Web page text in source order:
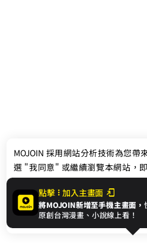
聯絡我們
© 2024 gamania Digital
點擊 加入主畫面
將MOJOIN新增至手機主畫面，
原創台灣漫畫、小說線上看！
MOJOIN 採用網站分析技術為您帶
選 "我同意" 或繼續瀏覽本網站，
Cookie，欲瞭解更多資訊請見隱私
我同意